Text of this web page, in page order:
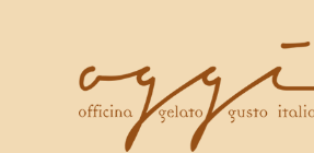
pagina
del
prodotto